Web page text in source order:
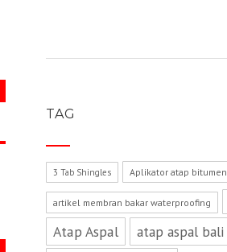
TAG
3 Tab Shingles Aplikator atap bitumen
artikel membran bakar waterproofing
Atap Aspal
atap aspal bali